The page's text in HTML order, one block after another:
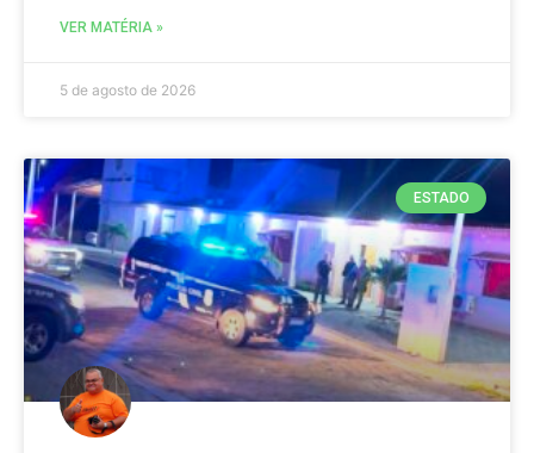
VER MATÉRIA »
5 de agosto de 2026
ESTADO